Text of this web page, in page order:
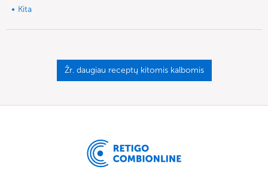
Kita
Žr. daugiau receptų kitomis kalbomis